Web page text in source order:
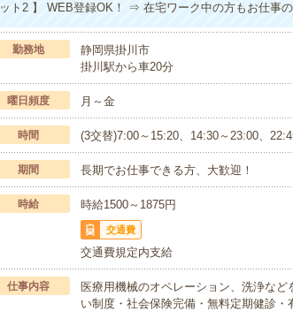
ット2 】 WEB登録OK！ ⇒ 在宅ワーク中の方もお仕事
勤務地
静岡県掛川市
掛川駅から車20分
曜日頻度 月～金
時間 (3交替)7:00～15:20、14:30～23:00、
期間 長期でお仕事できる方、大歓迎！
時給 時給1500～1875円
交通費
交通費規定内支給
仕事内容
医療用機械のオペレーション、洗浄な
い制度・社会保険完備・無料定期健診